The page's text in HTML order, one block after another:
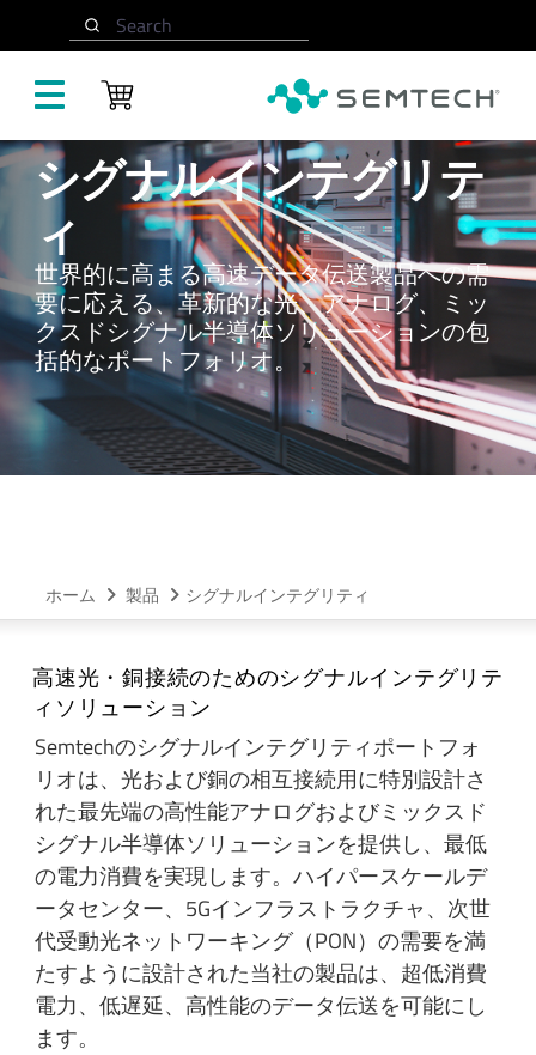
Search
シグナルインテグリテ
ィ
世界的に高まる高速データ伝送製品への需
要に応える、革新的な光、アナログ、ミッ
クスドシグナル半導体ソリューションの包
括的なポートフォリオ。
ホーム 製品 シグナルインテグリティ
高速光・銅接続のためのシグナルインテグリテ
ィソリューション
Semtechのシグナルインテグリティポートフォ
リオは、光および銅の相互接続用に特別設計さ
れた最先端の高性能アナログおよびミックスド
シグナル半導体ソリューションを提供し、最低
の電力消費を実現します。ハイパースケールデ
ータセンター、5Gインフラストラクチャ、次世
代受動光ネットワーキング（PON）の需要を満
たすように設計された当社の製品は、超低消費
電力、低遅延、高性能のデータ伝送を可能にし
ます。